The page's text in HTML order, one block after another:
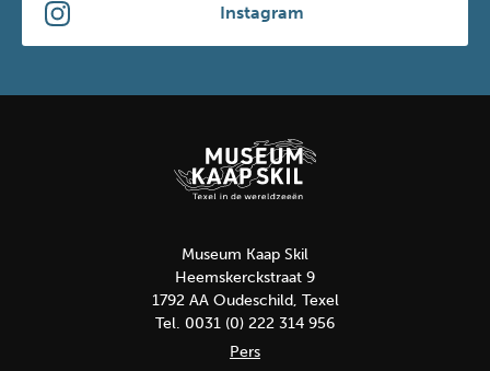
Instagram
Museum Kaap Skil
Heemskerckstraat 9
1792 AA Oudeschild, Texel
Tel. 0031 (0) 222 314 956
Pers